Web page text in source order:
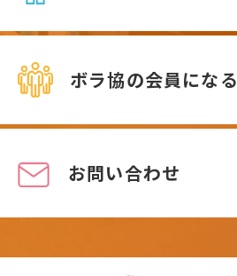
ボラ協の会員になる
お問い合わせ